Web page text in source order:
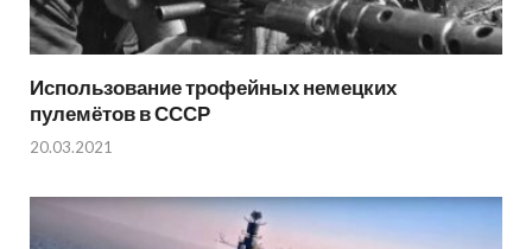
Использование трофейных немецких
пулемётов в СССР
20.03.2021